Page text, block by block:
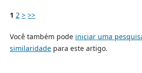
1 2 > >>
Você também pode iniciar uma
similaridadepara este artigo.